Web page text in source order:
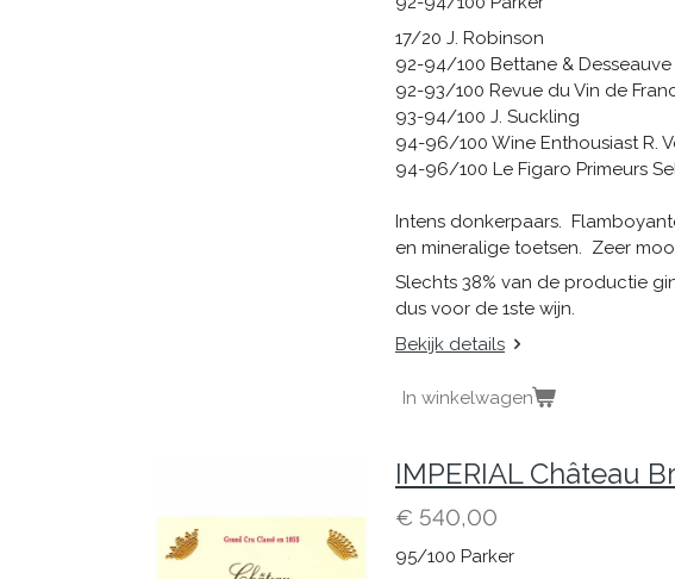
17/20 J. Robinson
92-94/100 Bettane & Desseauve
92-93/100 Revue du Vin de
93-94/100 J. Suckling
94-96/100 Wine Enthousiast R.
94-96/100 Le Figaro Primeurs
Intens donkerpaars. Flamboya
en mineralige toetsen. Zeer
Slechts 38% van de productie
dus voor de 1ste wijn.
Bekijk details
In winkelwagen
IMPERIAL Château
€ 540,00
95/100 Parker